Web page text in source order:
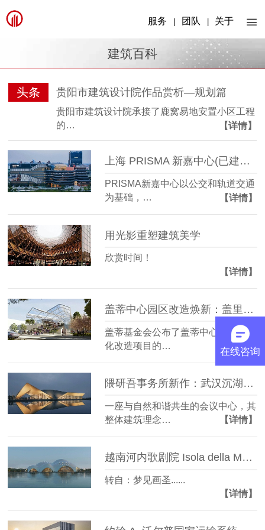
服务 团队 关于
建筑百科
头条 贵阳市建筑设计院作品赏析—规划篇
贵阳市建筑设计院承接了鹿窝易地安置小区工程
的…
【详情】
上海 PRISMA 新嘉中心(已建成) | ECE
PRISMA新嘉中心以公交和轨道交通
为基础，…
【详情】
用光影重塑建筑美学
欣赏时间！
【详情】
盖蒂中心园区改造焕新：盖里、OLIN、WHY联手打造
盖蒂基金会公布了盖蒂中心园区现代
化改造项目的…
【详情】
隈研吾事务所新作：武汉沉湖国际小镇永久会址，“折纸”屋顶
一座与自然和谐共生的会议中心，其
整体建筑理念…
【详情】
越南河内歌剧院 Isola della Musica设计
转自：梦见画圣......
【详情】
在线咨询